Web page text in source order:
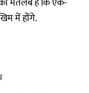
में होंगे.